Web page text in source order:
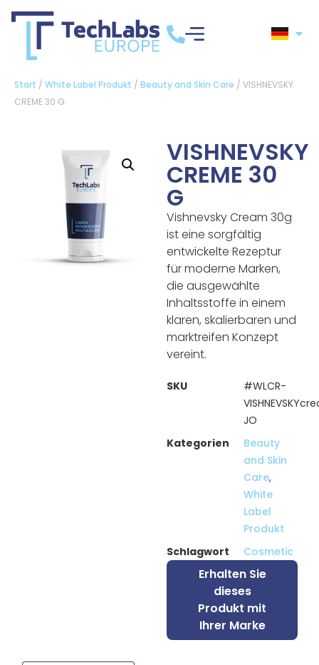
Start / White Label Produkt / Beauty and Skin Care / VISHNEVSKY
CREME 30 G
VISHNEVSKY
CREME 30
G
Vishnevsky Cream 30g
ist eine sorgfältig
entwickelte Rezeptur
für moderne Marken,
die ausgewählte
Inhaltsstoffe in einem
klaren, skalierbaren und
marktreifen Konzept
vereint.
SKU
#WLCR-
JO
Kategorien
Beauty
and Skin
Care,
White
Label
Produkt
Schlagwort
Cosmetic
Erhalten Sie
dieses
Produkt mit
Ihrer Marke